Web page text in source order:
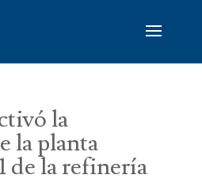
la
la planta
de la refinería